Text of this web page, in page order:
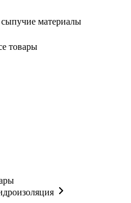
материалы
товары